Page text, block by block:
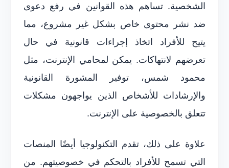
الشخصية. تساهم هذه القوانين في رفع دعوى
ضد نشر محتوى خاص بشكل غير مشروع، مما
يتيح للأفراد اتخاذ إجراءات قانونية في حال
تعرضهم لانتهاكات. يمكن لمحامي الإنترنت، مثل
محمود شمس، توفير المشورة القانونية
والإرشادات للأشخاص الذين يواجهون مشكلات
تتعلق بالخصوصية على الإنترنت.
علاوة على ذلك، تقدم التكنولوجيا أيضًا المنصات
التي تسمح للأفراد بالتحكم في خصوصيتهم. من